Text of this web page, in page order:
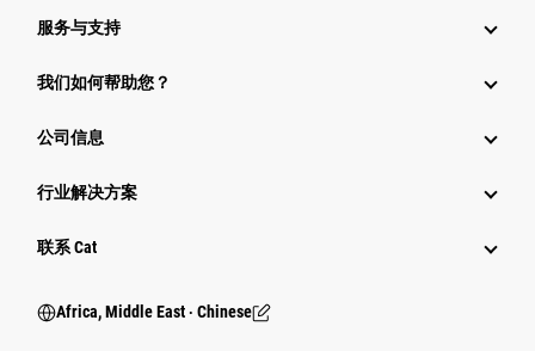
服务与支持
我们如何帮助您？
公司信息
行业解决方案
行业
联系 Cat
Africa, Middle East ‧ Chinese